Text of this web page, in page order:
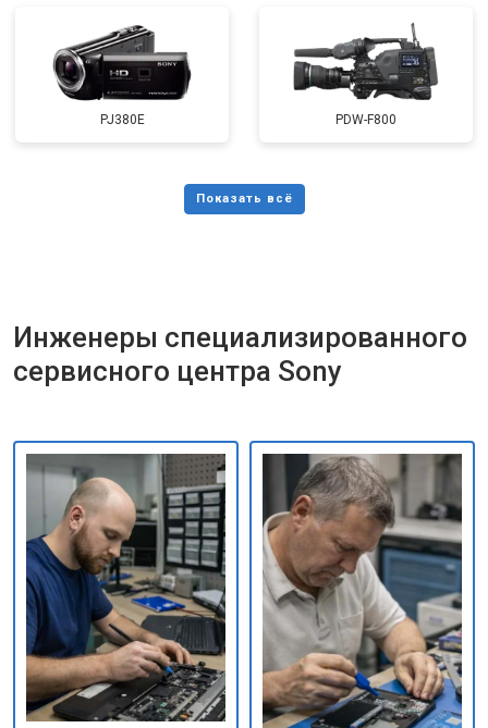
PJ380E PDW-F800
Инженеры специализированного
сервисного центра Sony